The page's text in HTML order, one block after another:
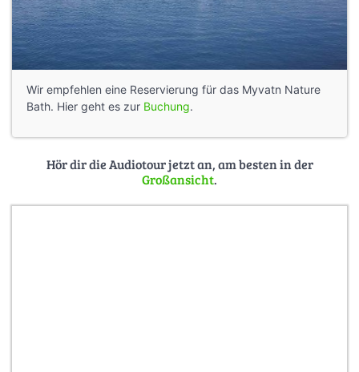
Wir empfehlen eine Reservierung für das Myvatn Nature
Bath. Hier geht es zur Buchung.
Hör dir die Audiotour jetzt an, am besten in der
Großansicht.